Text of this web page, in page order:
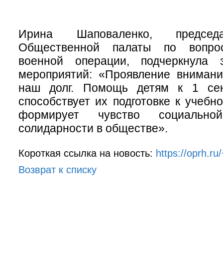
Ирина Шаповаленко,
Общественной палаты по
военной операции, подчеркнула
мероприятий: «Проявление
наш долг. Помощь детям к 1
способствует их подготовке к
формирует чувство
солидарности в обществе».
Короткая ссылка на новость: https://
Возврат к списку